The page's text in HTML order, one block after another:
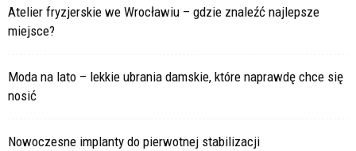
Atelier fryzjerskie we Wrocławiu – gdzie znaleźć najlepsze
miejsce?
Moda na lato – lekkie ubrania damskie, które naprawdę chce się
nosić
Nowoczesne implanty do pierwotnej stabilizacji